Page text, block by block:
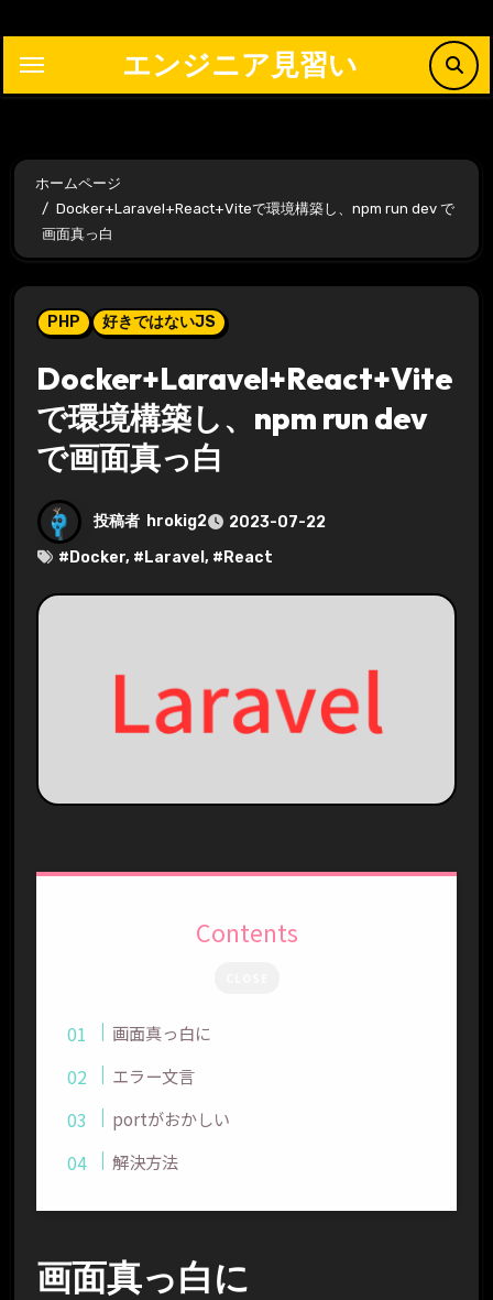
ッ
エンジニア見習い
ホームページ
Docker+Laravel+React+Viteで環境構築し、npm run dev で
画面真っ白
PHP 好きではないJS
Docker+Laravel+React+Vite
で環境構築し、npm run dev
で画面真っ白
投稿者 hrokig2
2023-07-22
# Docker, # Laravel , # React
Contents
画面真っ白に
エラー文言
portがおかしい
解決方法
画面真っ白に